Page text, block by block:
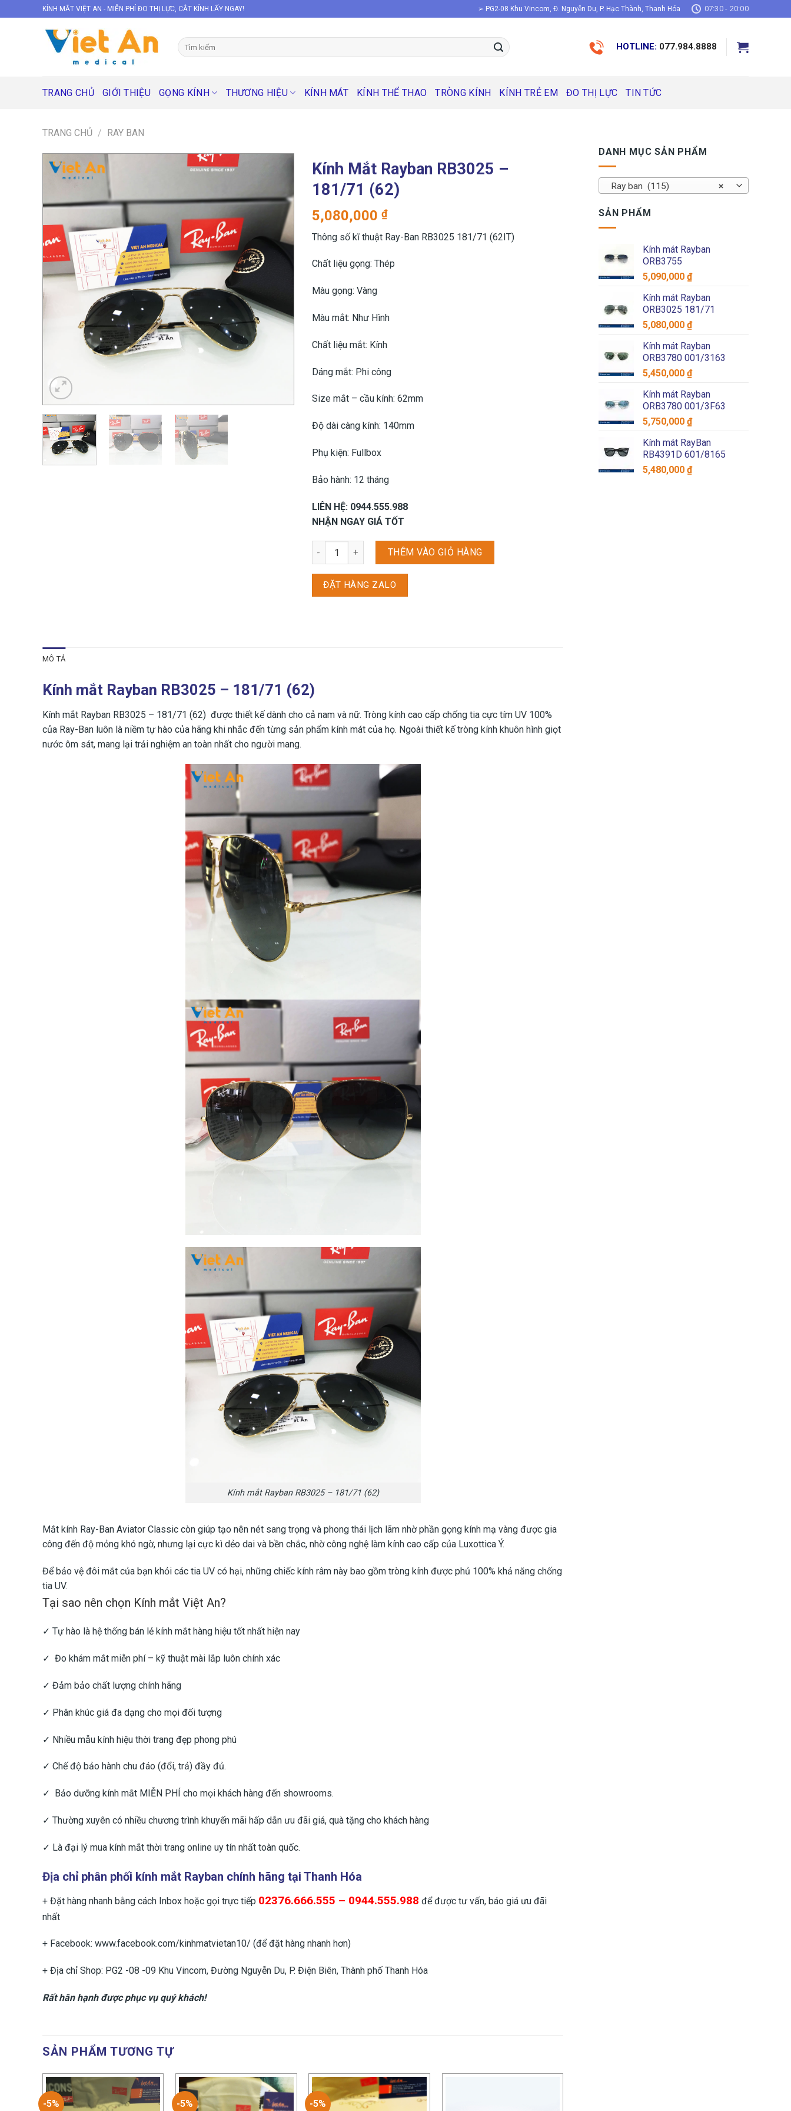
to
KÍNH MẮT VIỆT AN - MIỄN PHÍ ĐO THỊ LỰC, CẮT KÍNH LẤY NGAY! ➢ PG2-08 Khu Vincom, Đ. Nguyễn Du, P. Hạc Thành, Thanh Hóa 07:30 - 20:00
Tìm
kiếm:
HOTLINE: 077.984.8888
TRANG CHỦ GIỚI THIỆU GỌNG KÍNH THƯƠNG HIỆU KÍNH MÁT KÍNH THỂ THAO TRÒNG KÍNH KÍNH TRẺ EM ĐO THỊ LỰC TIN TỨC
TRANG CHỦ / RAY BAN
DANH MỤC SẢN PHẨM
×
Ray ban (115)
SẢN PHẨM
Kính mát Rayban
ORB3755
5,090,000 ₫
Kính mát Rayban
ORB3025 181/71
5,080,000 ₫
Kính mát Rayban
ORB3780 001/3163
5,450,000 ₫
Kính mát Rayban
ORB3780 001/3F63
5,750,000 ₫
Kính mát RayBan
RB4391D 601/8165
5,480,000 ₫
Kính Mắt Rayban RB3025 –
181/71 (62)
5,080,000 ₫
Thông số kĩ thuật Ray-Ban RB3025 181/71 (62IT)
Chất liệu gọng: Thép
Màu gọng: Vàng
Màu mắt: Như Hình
Chất liệu mắt: Kính
Dáng mắt: Phi công
Size mắt – cầu kính: 62mm
Độ dài càng kính: 140mm
Phụ kiện: Fullbox
Bảo hành: 12 tháng
LIÊN HỆ: 0944.555.988
NHẬN NGAY GIÁ TỐT
Kính mắt Rayban RB3025 - 181/71 (62) số lượng
THÊM VÀO GIỎ HÀNG
ĐẶT HÀNG ZALO
MÔ TẢ
Kính mắt Rayban RB3025 – 181/71 (62)
Kính mắt Rayban RB3025 – 181/71 (62) được thiết kế dành cho cả nam và nữ. Tròng kính cao cấp chống tia cực tím UV 100%
của Ray-Ban luôn là niềm tự hào của hãng khi nhắc đến từng sản phẩm kính mát của họ. Ngoài thiết kế tròng kính khuôn hình giọt
nước ôm sát, mang lại trải nghiệm an toàn nhất cho người mang.
Kính mắt Rayban RB3025 – 181/71 (62)
Mắt kính Ray-Ban Aviator Classic còn giúp tạo nên nét sang trọng và phong thái lịch lãm nhờ phần gọng kính mạ vàng được gia
công đến độ mỏng khó ngờ, nhưng lại cực kì dẻo dai và bền chắc, nhờ công nghệ làm kính cao cấp của Luxottica Ý.
Để bảo vệ đôi mắt của bạn khỏi các tia UV có hại, những chiếc kính râm này bao gồm tròng kính được phủ 100% khả năng chống
tia UV.
Tại sao nên chọn Kính mắt Việt An?
✓ Tự hào là hệ thống bán lẻ kính mắt hàng hiệu tốt nhất hiện nay
✓ Đo khám mắt miễn phí – kỹ thuật mài lắp luôn chính xác
✓ Đảm bảo chất lượng chính hãng
✓ Phân khúc giá đa dạng cho mọi đối tượng
✓ Nhiều mẫu kính hiệu thời trang đẹp phong phú
✓ Chế độ bảo hành chu đáo (đổi, trả) đầy đủ.
✓ Bảo dưỡng kính mắt MIỄN PHÍ cho mọi khách hàng đến showrooms.
✓ Thường xuyên có nhiều chương trình khuyến mãi hấp dẫn ưu đãi giá, quà tặng cho khách hàng
✓ Là đại lý mua kính mắt thời trang online uy tín nhất toàn quốc.
Địa chỉ phân phối kính mắt Rayban chính hãng tại Thanh Hóa
+ Đặt hàng nhanh bằng cách Inbox hoặc gọi trực tiếp 02376.666.555 – 0944.555.988 để được tư vấn, báo giá ưu đãi
nhất
+ Facebook: www.facebook.com/kinhmatvietan10/ (để đặt hàng nhanh hơn)
+ Địa chỉ Shop: PG2 -08 -09 Khu Vincom, Đường Nguyễn Du, P. Điện Biên, Thành phố Thanh Hóa
Rất hân hạnh được phục vụ quý khách!
SẢN PHẨM TƯƠNG TỰ
-5% -5% -5%